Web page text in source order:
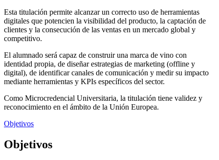
Esta titulación permite alcanzar un correcto uso de herramientas
digitales que potencien la visibilidad del producto, la captación de
clientes y la consecución de las ventas en un mercado global y
competitivo.
El alumnado será capaz de construir una marca de vino con
identidad propia, de diseñar estrategias de marketing (offline y
digital), de identificar canales de comunicación y medir su impacto
mediante herramientas y KPIs específicos del sector.
Como Microcredencial Universitaria, la titulación tiene validez y
reconocimiento en el ámbito de la Unión Europea.
Objetivos
Objetivos